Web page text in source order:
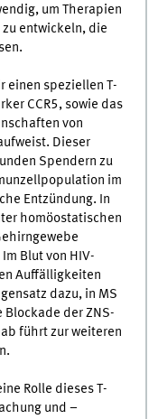
um Therapien
entwickeln, die
einen speziellen T-
CCR5, sowie das
von
Dieser
Spendern zu
im
Entzündung. In
homöostatischen
Blut von HIV-
Auffälligkeiten
dazu, in MS
der ZNS-
führt zur weiteren
Rolle dieses T-
und –